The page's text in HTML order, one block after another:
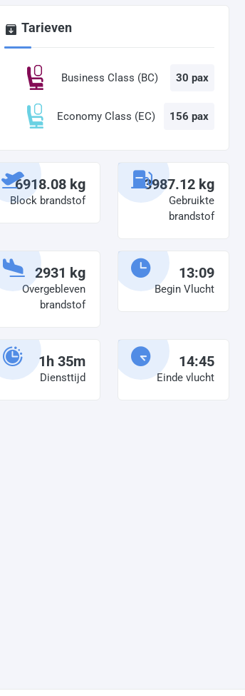
Tarieven
Business Class (BC) 30 pax
Economy Class (EC) 156 pax
6918.08 kg
Block brandstof
3987.12 kg
Gebruikte
brandstof
2931 kg
Overgebleven
brandstof
13:09
Begin Vlucht
1h 35m
Diensttijd
14:45
Einde vlucht